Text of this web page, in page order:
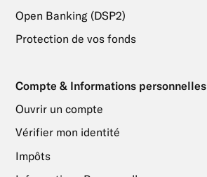
Open Banking (DSP2)
Protection de vos fonds
Compte & Informations personnelles
Ouvrir un compte
Vérifier mon identité
Impôts